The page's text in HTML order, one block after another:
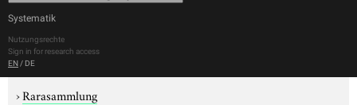
Systematik
Nutzungsrechte
Sign in for research access
EN / DE
›Rarasammlung